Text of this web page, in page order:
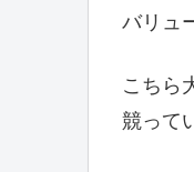
バリュ
こちら
競って